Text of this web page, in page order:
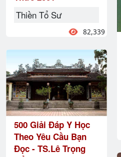
Thiền Tổ Sư
82,339
500 Giải Đáp Y Học
Theo Yêu Cầu Bạn
Đọc - TS.Lê Trọng